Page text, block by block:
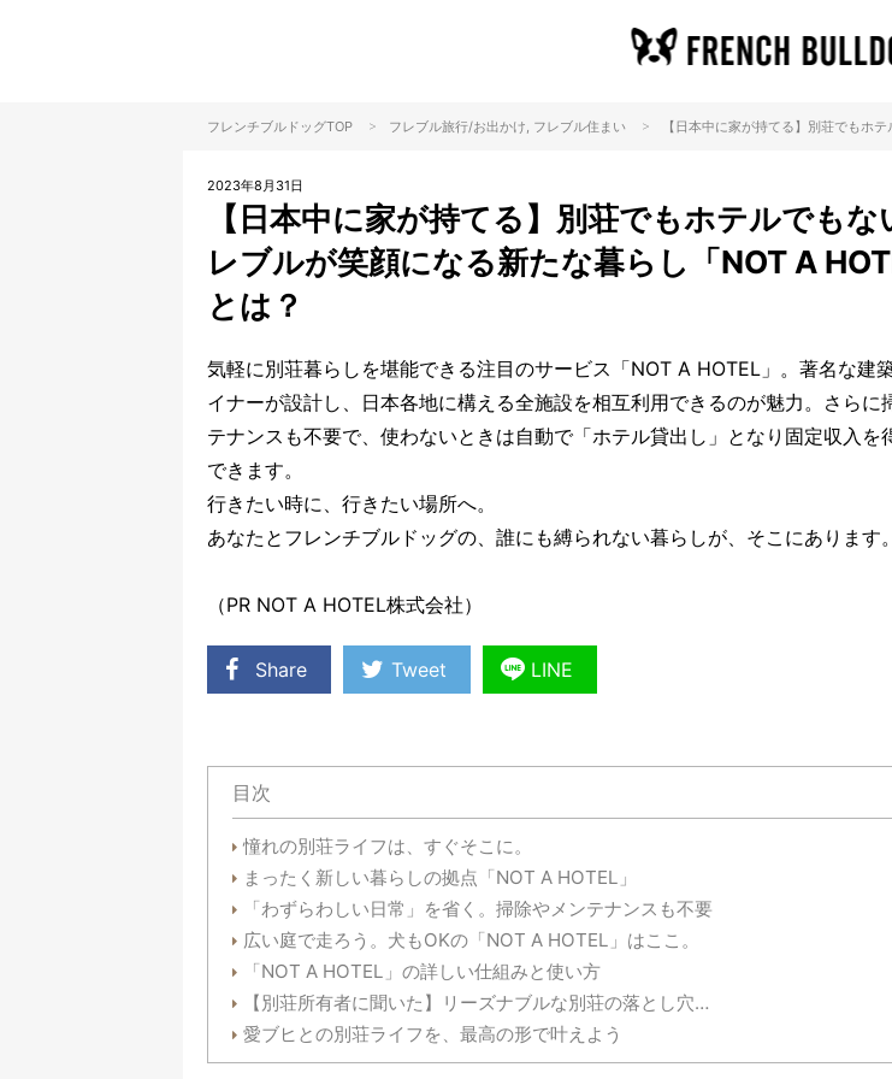
フレンチブルドッグTOP > フレブル旅行/お出かけ, フレブル住まい > 【日本中に家が持てる】別荘でもホ
2023年8月31日
【日本中に家が持てる】別荘でもホテルでもな
レブルが笑顔になる新たな暮らし「NOT A
とは？
気軽に別荘暮らしを堪能できる注目のサービス「NOT A HOTEL」。著名な建
イナーが設計し、日本各地に構える全施設を相互利用できるのが魅力。さらに
テナンスも不要で、使わないときは自動で「ホテル貸出し」となり固定収入を
できます。
行きたい時に、行きたい場所へ。
あなたとフレンチブルドッグの、誰にも縛られない暮らしが、そこにあります。
（PR NOT A HOTEL株式会社）
Share Tweet LINE
目次
憧れの別荘ライフは、すぐそこに。
まったく新しい暮らしの拠点「NOT A HOTEL」
「わずらわしい日常」を省く。掃除やメンテナンスも不要
広い庭で走ろう。犬もOKの「NOT A HOTEL」はここ。
「NOT A HOTEL」の詳しい仕組みと使い方
【別荘所有者に聞いた】リーズナブルな別荘の落とし穴…
愛ブヒとの別荘ライフを、最高の形で叶えよう